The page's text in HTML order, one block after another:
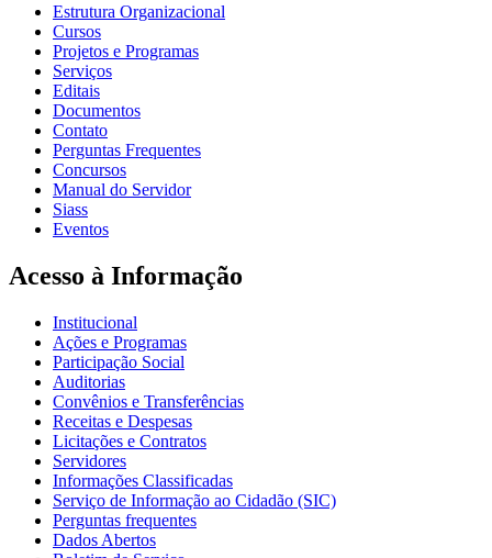
Estrutura Organizacional
Cursos
Projetos e Programas
Serviços
Editais
Documentos
Contato
Perguntas Frequentes
Concursos
Manual do Servidor
Siass
Eventos
Acesso à Informação
Institucional
Ações e Programas
Participação Social
Auditorias
Convênios e Transferências
Receitas e Despesas
Licitações e Contratos
Servidores
Informações Classificadas
Serviço de Informação ao Cidadão (SIC)
Perguntas frequentes
Dados Abertos